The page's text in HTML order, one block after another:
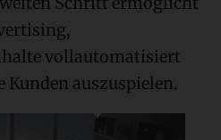
vollautomatisiert
Kunden auszuspielen.